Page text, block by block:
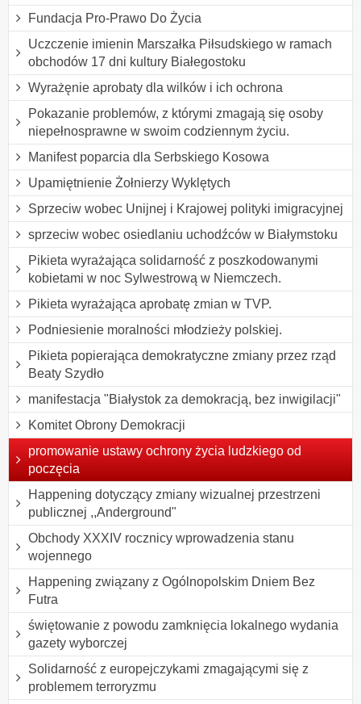
Fundacja Pro-Prawo Do Życia
Uczczenie imienin Marszałka Piłsudskiego w ramach
obchodów 17 dni kultury Białegostoku
Wyrażęnie aprobaty dla wilków i ich ochrona
Pokazanie problemów, z którymi zmagają się osoby
niepełnosprawne w swoim codziennym życiu.
Manifest poparcia dla Serbskiego Kosowa
Upamiętnienie Żołnierzy Wyklętych
Sprzeciw wobec Unijnej i Krajowej polityki imigracyjnej
sprzeciw wobec osiedlaniu uchodźców w Białymstoku
Pikieta wyrażająca solidarność z poszkodowanymi
kobietami w noc Sylwestrową w Niemczech.
Pikieta wyrażająca aprobatę zmian w TVP.
Podniesienie moralności młodzieży polskiej.
Pikieta popierająca demokratyczne zmiany przez rząd
Beaty Szydło
manifestacja "Białystok za demokracją, bez inwigilacji"
Komitet Obrony Demokracji
promowanie ustawy ochrony życia ludzkiego od
poczęcia
Happening dotyczący zmiany wizualnej przestrzeni
publicznej ,,Anderground"
Obchody XXXIV rocznicy wprowadzenia stanu
wojennego
Happening związany z Ogólnopolskim Dniem Bez
Futra
świętowanie z powodu zamknięcia lokalnego wydania
gazety wyborczej
Solidarność z europejczykami zmagającymi się z
problemem terroryzmu